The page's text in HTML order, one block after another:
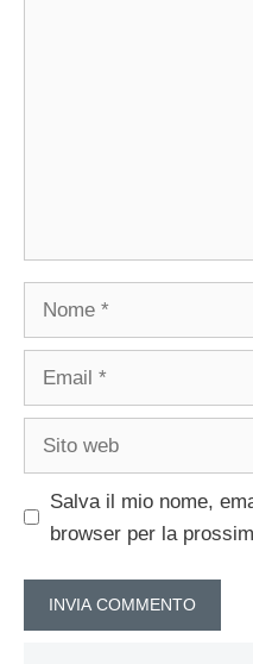
Salva il mio nome,
browser per la